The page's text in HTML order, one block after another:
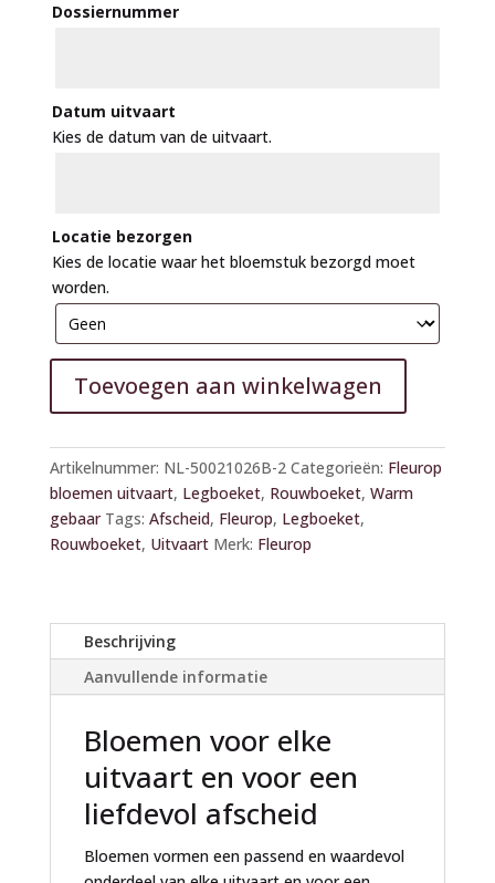
Dossiernummer
Datum uitvaart
Kies de datum van de uitvaart.
Locatie bezorgen
Kies de locatie waar het bloemstuk bezorgd moet
worden.
Toevoegen aan winkelwagen
l
t
e
r
n
i
v
Artikelnummer: NL-50021026B-2 Categorieën: Fleurop
bloemen uitvaart, Legboeket, Rouwboeket, Warm
gebaar Tags: Afscheid, Fleurop, Legboeket,
Rouwboeket, Uitvaart Merk: Fleurop
Beschrijving
Aanvullende informatie
Bloemen voor elke
uitvaart en voor een
liefdevol afscheid
Bloemen vormen een passend en waardevol